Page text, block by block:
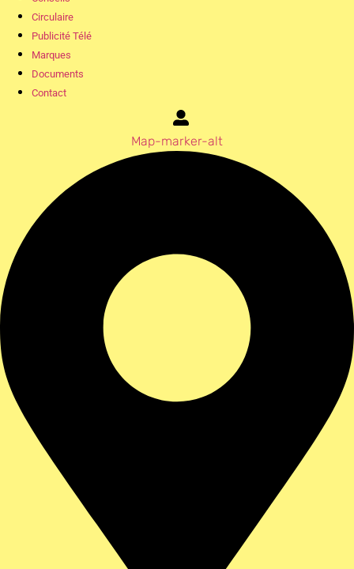
Circulaire
Publicité Télé
Marques
Documents
Contact
Map-marker-alt